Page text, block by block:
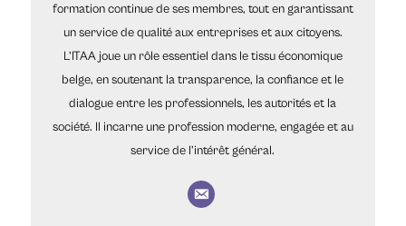
formation continue de ses membres, tout en garantissant
un service de qualité aux entreprises et aux citoyens.
L’ITAA joue un rôle essentiel dans le tissu économique
belge, en soutenant la transparence, la confiance et le
dialogue entre les professionnels, les autorités et la
société. Il incarne une profession moderne, engagée et au
service de l’intérêt général.